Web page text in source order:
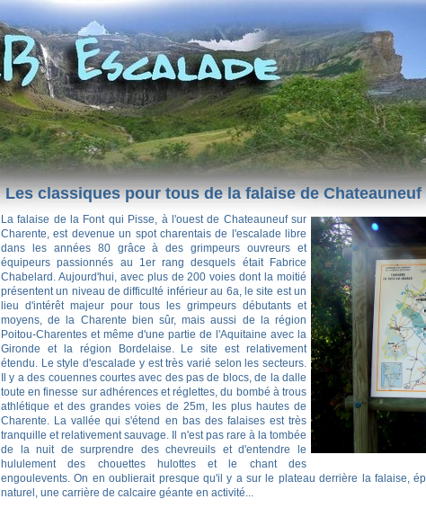
Les classiques pour tous de la falaise de Chateauneuf
La falaise de la Font qui Pisse, à l'ouest de Chateauneuf sur
Charente, est devenue un spot charentais de l'escalade libre
dans les années 80 grâce à des grimpeurs ouvreurs et
équipeurs passionnés au 1er rang desquels était Fabrice
Chabelard. Aujourd'hui, avec plus de 200 voies dont la moitié
présentent un niveau de difficulté inférieur au 6a, le site est un
lieu d'intérêt majeur pour tous les grimpeurs débutants et
moyens, de la Charente bien sûr, mais aussi de la région
Poitou-Charentes et même d'une partie de l'Aquitaine avec la
Gironde et la région Bordelaise. Le site est relativement
étendu. Le style d'escalade y est très varié selon les secteurs.
Il y a des couennes courtes avec des pas de blocs, de la dalle
toute en finesse sur adhérences et réglettes, du bombé à trous
athlétique et des grandes voies de 25m, les plus hautes de
Charente. La vallée qui s'étend en bas des falaises est très
tranquille et relativement sauvage. Il n'est pas rare à la tombée
de la nuit de surprendre des chevreuils et d'entendre le
hululement des chouettes hulottes et le chant des
engoulevents. On en oublierait presque qu'il y a sur le plateau derrière la falaise,
naturel, une carrière de calcaire géante en activité...